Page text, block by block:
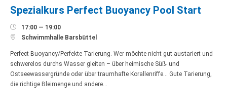
Spezialkurs Perfect Buoyancy Pool Start
 17:00 — 19:00
 Schwimmhalle Barsbüttel
Perfect Buoyancy/Perfekte Tarierung. Wer möchte nicht gut austariert und
schwerelos durchs Wasser gleiten – über heimische Süß- und
Ostseewassergründe oder über traumhafte Korallenriffe… Gute Tarierung,
die richtige Bleimenge und andere…